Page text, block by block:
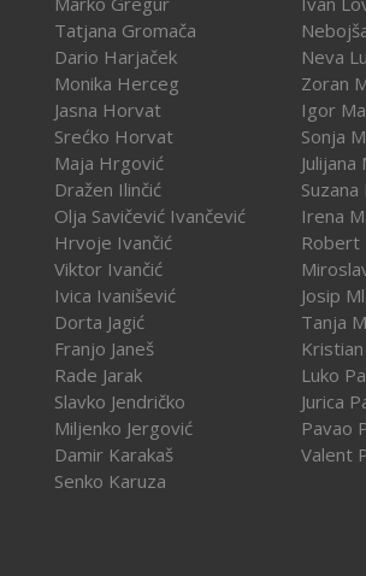
Tatjana Gromača
Dario Harjaček
Monika Herceg
Jasna Horvat
Srećko Horvat
Maja Hrgović
Dražen Ilinčić
Olja Savičević Ivančević
Hrvoje Ivančić
Viktor Ivančić
Ivica Ivanišević
Dorta Jagić
Franjo Janeš
Rade Jarak
Slavko Jendričko
Miljenko Jergović
Damir Karakaš
Senko Karuza
Neva
Zoran
Igor
Sonja
Irena
Robert
Josip
Tanja
Luko
Jurica
Pavao
Valent